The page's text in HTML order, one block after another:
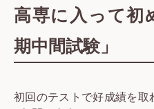
高専に入って初
期中間試験」
初回のテストで好成績を